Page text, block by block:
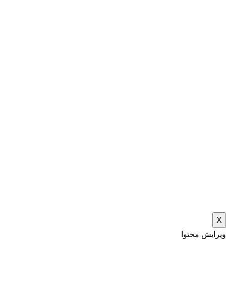
X
ویرایش محتوا